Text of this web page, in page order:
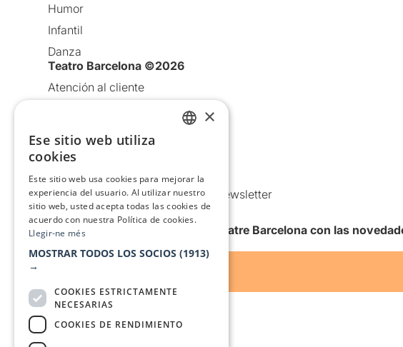
Humor
Infantil
Danza
Teatro Barcelona ©2026
Atención al cliente
Política de Cookies
Condiciones de uso
Comunicaciones comerciales y Newsletter
Anuncia’t
Quiero recibir la newsletter de Teatre Barcelona con las
×
Ese sitio web utiliza
cookies
Este sitio web usa cookies para mejorar la
experiencia del usuario. Al utilizar nuestro
sitio web, usted acepta todas las cookies de
acuerdo con nuestra Política de cookies.
Llegir-ne més
MOSTRAR TODOS LOS SOCIOS (1913)
→
COOKIES ESTRICTAMENTE
NECESARIAS
COOKIES DE RENDIMIENTO